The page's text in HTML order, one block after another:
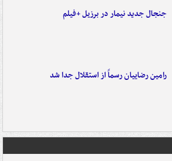
جنجال جدید نیمار در برزیل +فیلم
رامین رضاییان رسماً از استقلال جدا شد